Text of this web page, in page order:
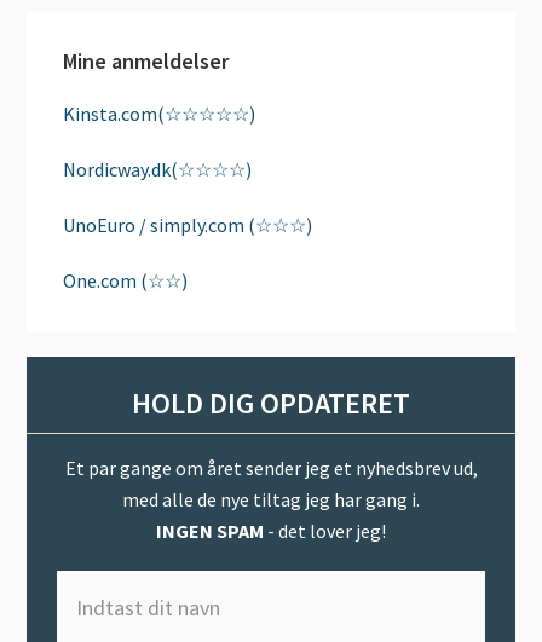
Mine anmeldelser
Kinsta.com(☆☆☆☆☆)
Nordicway.dk(☆☆☆☆)
UnoEuro / simply.com (☆☆☆)
One.com (☆☆)
HOLD DIG OPDATERET
Et par gange om året sender jeg et nyhedsbrev ud,
med alle de nye tiltag jeg har gang i.
INGEN SPAM - det lover jeg!